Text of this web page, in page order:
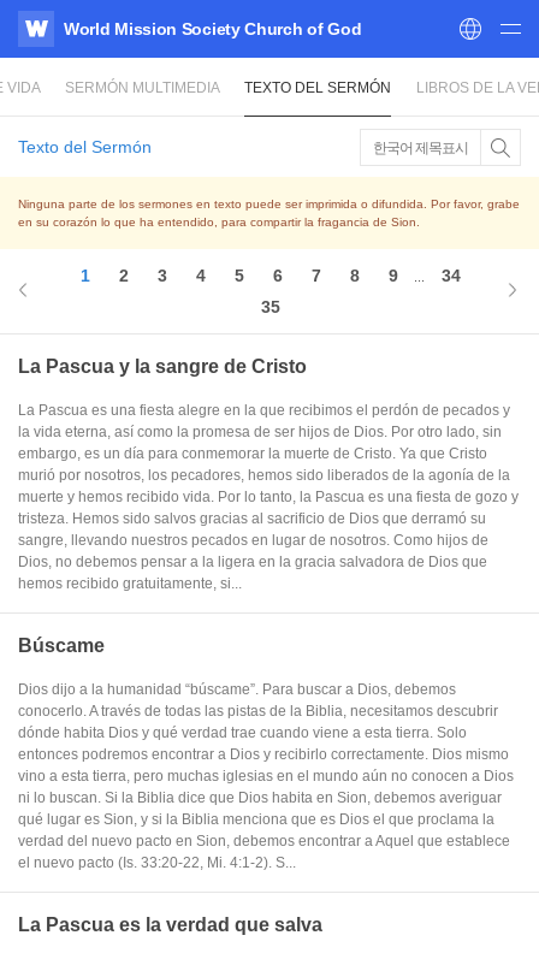
WATV
World Mission Society Church of God
VIDA SERMÓN MULTIMEDIA TEXTO DEL SERMÓN LIBROS DE LA
Texto del Sermón 한국어 제목표시
Ninguna parte de los sermones en texto puede ser imprimida o difundida. Por favor, grabe
en su corazón lo que ha entendido, para compartir la fragancia de Sion.
1 2 3 4 5 6 7 8 9
34
35
La Pascua y la sangre de Cristo
La Pascua es una fiesta alegre en la que recibimos el perdón de pecados y
la vida eterna, así como la promesa de ser hijos de Dios. Por otro lado, sin
embargo, es un día para conmemorar la muerte de Cristo. Ya que Cristo
murió por nosotros, los pecadores, hemos sido liberados de la agonía de la
muerte y hemos recibido vida. Por lo tanto, la Pascua es una fiesta de gozo y
tristeza. Hemos sido salvos gracias al sacrificio de Dios que derramó su
sangre, llevando nuestros pecados en lugar de nosotros. Como hijos de
Dios, no debemos pensar a la ligera en la gracia salvadora de Dios que
hemos recibido gratuitamente, si...
Búscame
Dios dijo a la humanidad “búscame”. Para buscar a Dios, debemos
conocerlo. A través de todas las pistas de la Biblia, necesitamos descubrir
dónde habita Dios y qué verdad trae cuando viene a esta tierra. Solo
entonces podremos encontrar a Dios y recibirlo correctamente. Dios mismo
vino a esta tierra, pero muchas iglesias en el mundo aún no conocen a Dios
ni lo buscan. Si la Biblia dice que Dios habita en Sion, debemos averiguar
qué lugar es Sion, y si la Biblia menciona que es Dios el que proclama la
verdad del nuevo pacto en Sion, debemos encontrar a Aquel que establece
el nuevo pacto (Is. 33:20-22, Mi. 4:1-2). S...
La Pascua es la verdad que salva